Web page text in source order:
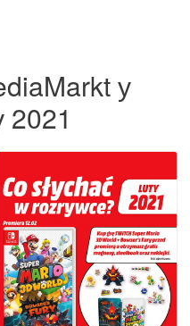
у